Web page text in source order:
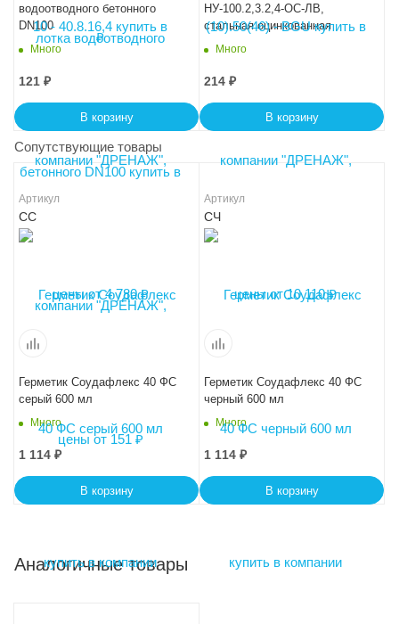
водоотводного бетонного
DN100
Много
121 ₽
В корзину
НУ-100.2,3.2,4-ОС-ЛВ,
стальная оцинкованная
Много
214 ₽
В корзину
Сопутствующие товары
Артикул
СС
Герметик Соудафлекс 40 ФС
серый 600 мл
Много
1 114 ₽
В корзину
Артикул
СЧ
Герметик Соудафлекс 40 ФС
черный 600 мл
Много
1 114 ₽
В корзину
Аналогичные товары